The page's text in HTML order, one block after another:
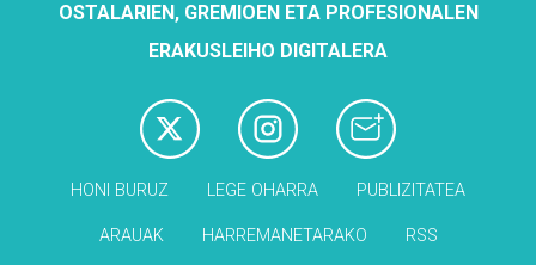
OSTALARIEN, GREMIOEN ETA PROFESIONALEN
ERAKUSLEIHO DIGITALERA
HONI BURUZ LEGE OHARRA PUBLIZITATEA
ARAUAK HARREMANETARAKO RSS